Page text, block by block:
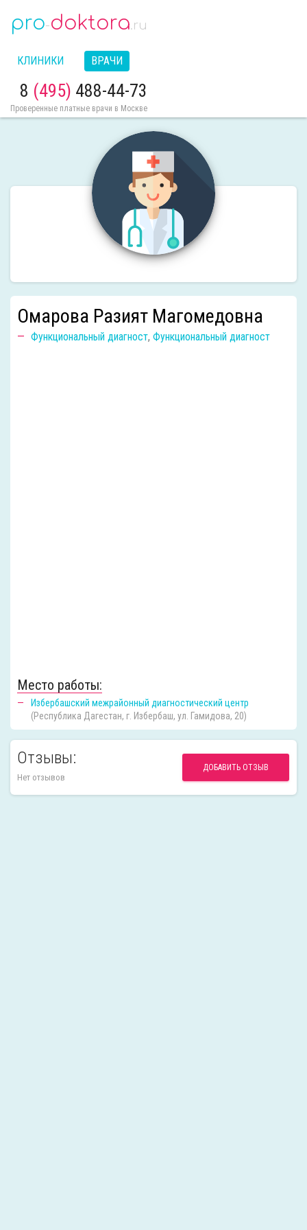
pro-doktora.ru
КЛИНИКИ ВРАЧИ
8 (495) 488-44-73
Проверенные платные врачи в Москве
Омарова Разият Магомедовна
Функциональный диагност, Функциональный диагност
Место работы:
Избербашский межрайонный диагностический центр
(Республика Дагестан, г. Избербаш, ул. Гамидова, 20)
ДОБАВИТЬ ОТЗЫВ
Отзывы:
Нет отзывов